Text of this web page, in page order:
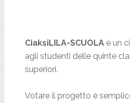
CiaksiLILA-SCUOLAè un
agli studenti delle quinte
superiori.
Votare il progetto è